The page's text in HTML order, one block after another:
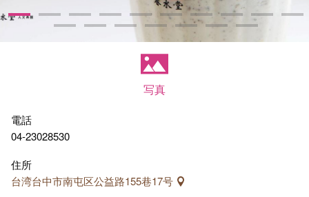
写真
電話
04-23028530
住所
台湾台中市南屯区公益路155巷17号